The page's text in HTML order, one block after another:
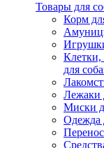
Товары для
Корм
Клетки,
для
Лежаки
Миски
Одежда